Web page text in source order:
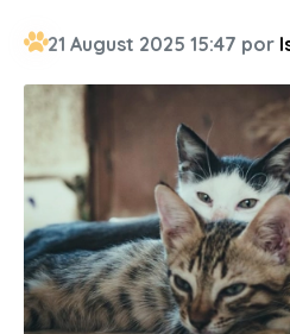
21 August 2025 15:47 por